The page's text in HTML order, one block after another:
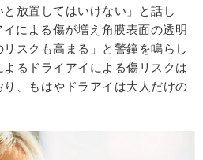
放置してはいけない」と話し
イによる傷が増え角膜表面の透明
スクも高まる」と警鐘を鳴らし
るドライアイによる傷リスクは
、もはやドラアイは大人だけの